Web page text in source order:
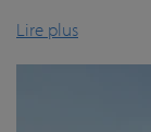
Lire plus